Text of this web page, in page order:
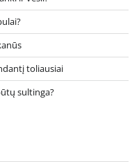
toliausiai
sultinga?